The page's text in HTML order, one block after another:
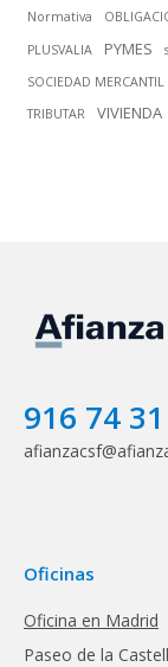
Normativa
PLUSVALIA
PYMES
SOCIEDAD MERCANTIL
TRIBUTAR
VIVIENDA
916 74
Oficinas
Oficina en Madrid
Paseo de la